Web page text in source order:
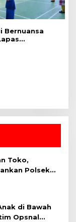
Bernuansa
Toko,
Polsek
di Bawah
Opsnal